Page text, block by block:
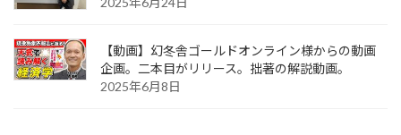
【動画】幻冬舎ゴールドオンライン様からの動画
企画。二本目がリリース。拙著の解説動画。
2025年6月8日